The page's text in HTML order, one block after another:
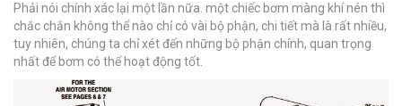
Phải nói chính xác lại một lần nữa. một chiếc bơm màng khí nén thì
chắc chắn không thể nào chỉ có vài bộ phận, chi tiết mà là rất nhiều,
tuy nhiên, chúng ta chỉ xét đến những bộ phận chính, quan trọng
nhất để bơm có thể hoạt động tốt.